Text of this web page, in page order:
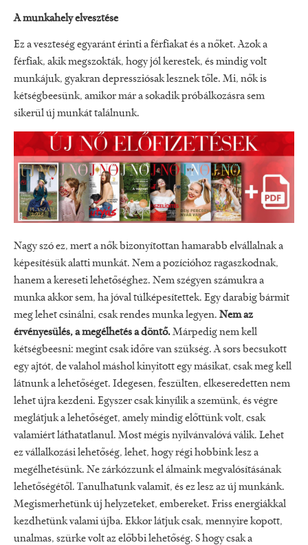
A munkahely elvesztése
Ez a veszteség egyaránt érinti a férfiakat és a nőket. Azok a
férfiak, akik megszokták, hogy jól kerestek, és mindig volt
munkájuk, gyakran depressziósak lesznek tőle. Mi, nők is
kétségbeesünk, amikor már a sokadik próbálkozásra sem
sikerül új munkát találnunk.
Nagy szó ez, mert a nők bizonyítottan hamarabb elvállalnak a
képesítésük alatti munkát. Nem a pozícióhoz ragaszkodnak,
hanem a kereseti lehetőséghez. Nem szégyen számukra a
munka akkor sem, ha jóval túlképesítettek. Egy darabig bármit
meg lehet csinálni, csak rendes munka legyen. Nem az
érvényesülés, a megélhetés a döntő.Márpedig nem kell
kétségbeesni: megint csak időre van szükség. A sors becsukott
egy ajtót, de valahol máshol kinyitott egy másikat, csak meg kell
látnunk a lehetőséget. Idegesen, feszülten, elkeseredetten nem
lehet újra kezdeni. Egyszer csak kinyílik a szemünk, és végre
meglátjuk a lehetőséget, amely mindig előttünk volt, csak
valamiért láthatatlanul. Most mégis nyilvánvalóvá válik. Lehet
ez vállalkozási lehetőség, lehet, hogy régi hobbink lesz a
megélhetésünk. Ne zárkózzunk el álmaink megvalósításának
lehetőségétől. Tanulhatunk valamit, és ez lesz az új munkánk.
Megismerhetünk új helyzeteket, embereket. Friss energiákkal
kezdhetünk valami újba. Ekkor látjuk csak, mennyire kopott,
unalmas, szürke volt az előbbi lehetőség. S hogy csak a